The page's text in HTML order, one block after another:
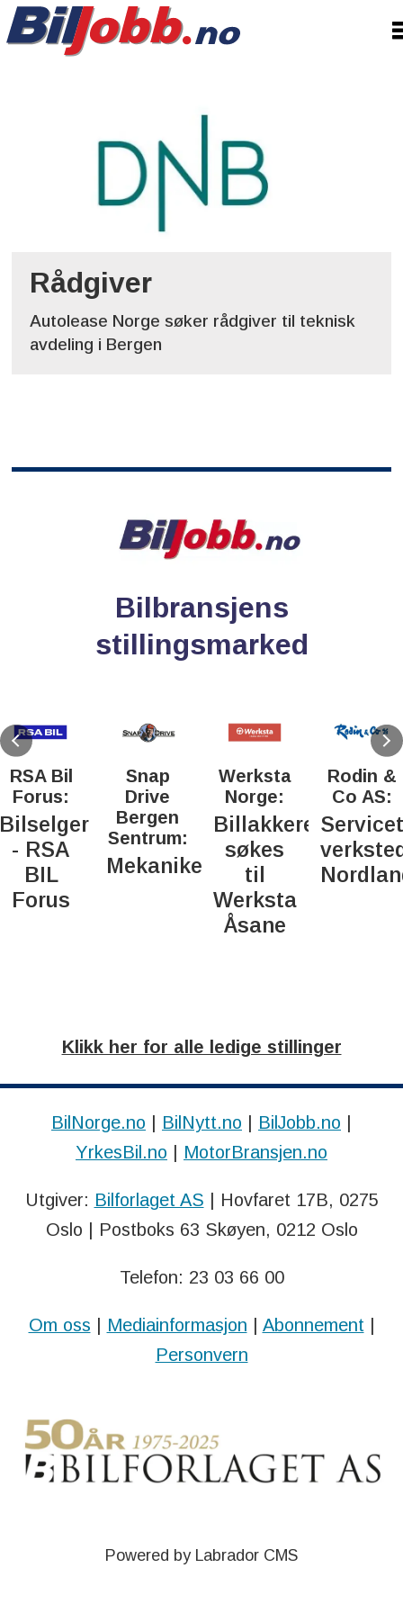
autolease
Rådgiver
Autolease Norge søker rådgiver til teknisk
avdeling i Bergen
Bilbransjens
stillingsmarked
RSA Bil
Forus:
Bilselger
- RSA
BIL
Forus
Snap
Drive
Bergen
Sentrum:
Mekaniker
Werksta
Norge:
Billakkerer
søkes
til
Werksta
Åsane
Rodin &
Co AS:
Klikk her for alle ledige stillinger
BilNorge.no BilNytt.no BilJobb.no
YrkesBil.no
MotorBransjen.no
Utgiver: Bilforlaget AS | Hovfaret 17B, 0275
Oslo | Postboks 63 Skøyen, 0212 Oslo
Telefon: 23 03 66 00
Om oss Mediainformasjon Abonnement|
Personvern
Powered by Labrador CMS